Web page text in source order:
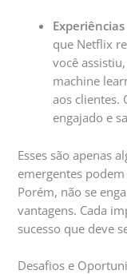
que Netflix
você
machine
aos clientes.
engajado e
Esses são apenas
emergentes
Porém, não se
vantagens. Cada
sucesso que deve
Desafios e